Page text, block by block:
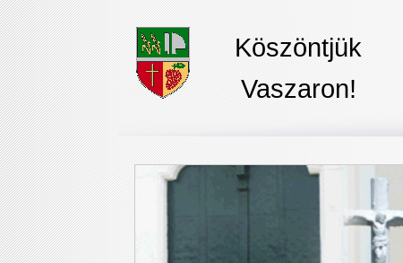
Köszöntjük
Vaszaron!